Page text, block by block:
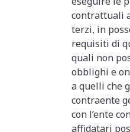
contrattuali
terzi, in
requisiti di
quali non
obblighi e
a quelli che
contraente
con l’ente
affidatari